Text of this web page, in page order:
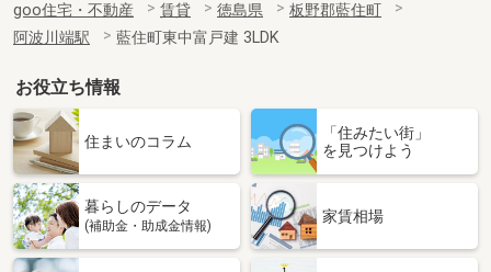
goo住宅・不動産 賃貸 徳島県
板野郡藍住町
阿波川端駅
藍住町東中富戸建 3LDK
お役立ち情報
住まいのコラム
「住みたい街」
を見つけよう
暮らしのデータ
(補助金・助成金情報)
家賃相場